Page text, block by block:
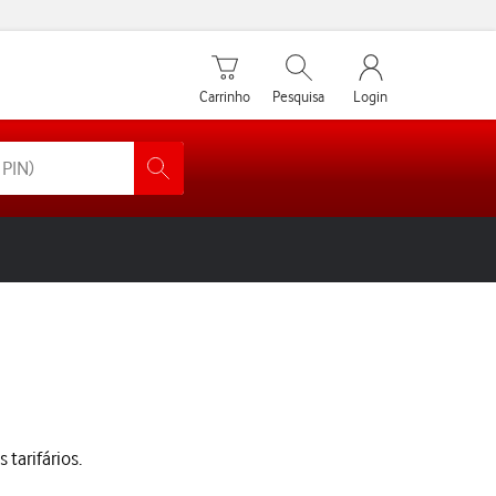
Carrinho de compras
Carrinho
Pesquisar
Pesquisa
My Vodafone
Login
tarifários.